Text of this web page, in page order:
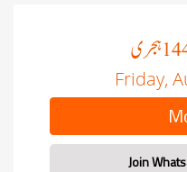
ہجری
Friday,